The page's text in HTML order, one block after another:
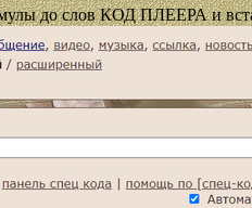
до слов КОД ПЛЕЕРА и